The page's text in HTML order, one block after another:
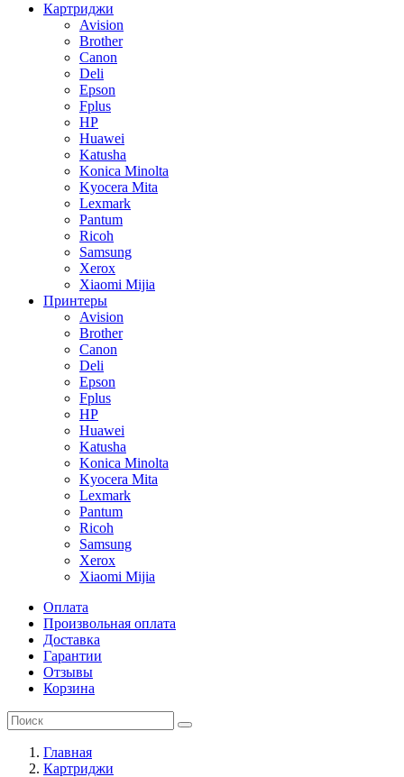
Картриджи
Avision
Brother
Canon
Deli
Epson
Fplus
HP
Huawei
Katusha
Konica Minolta
Kyocera Mita
Lexmark
Pantum
Ricoh
Samsung
Xerox
Xiaomi Mijia
Принтеры
Avision
Brother
Canon
Deli
Epson
Fplus
HP
Huawei
Katusha
Konica Minolta
Kyocera Mita
Lexmark
Pantum
Ricoh
Samsung
Xerox
Xiaomi Mijia
Оплата
Произвольная оплата
Доставка
Гарантии
Отзывы
Корзина
Главная
Картриджи